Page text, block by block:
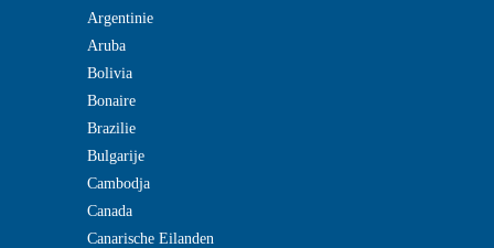
Argentinie
Aruba
Bolivia
Bonaire
Brazilie
Bulgarije
Cambodja
Canada
Canarische Eilanden